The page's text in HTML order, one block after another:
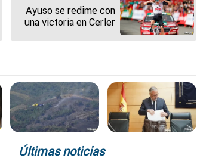
Ayuso se redime con
una victoria en Cerler
Últimas noticias